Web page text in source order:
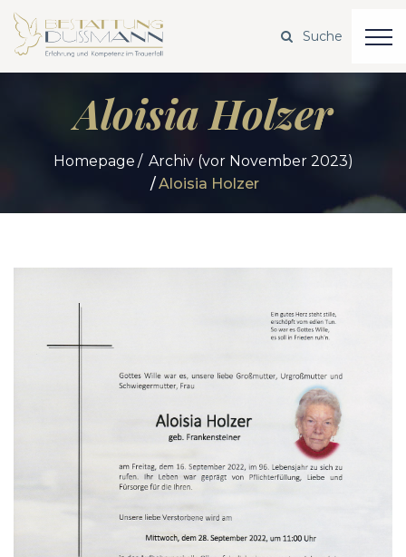
Aloisia Holzer
Homepage
Archiv (vor November 2023)
Aloisia Holzer